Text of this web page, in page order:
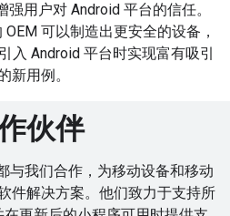
强用户对 Android 平台的信任。
可以制造出更安全的设备，
入 Android 平台时实现富有吸引
新用例。
伙伴
与我们合作，为移动设备和移动
件解决方案。他们致力于支持所